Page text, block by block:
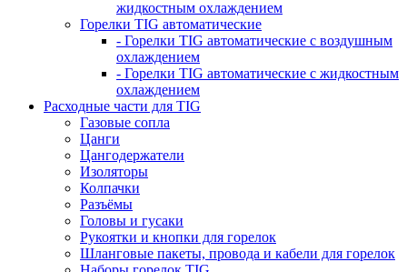
жидкостным охлаждением
Горелки TIG автоматические
- Горелки TIG автоматические с воздушным
охлаждением
- Горелки TIG автоматические с жидкостным
охлаждением
Расходные части для TIG
Газовые сопла
Цанги
Цангодержатели
Изоляторы
Колпачки
Разъёмы
Головы и гусаки
Рукоятки и кнопки для горелок
Шланговые пакеты, провода и кабели для горелок